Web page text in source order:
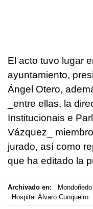
El acto tuvo lugar
ayuntamiento,
Ángel Otero,
_entre ellas, la
Institucionais e
Vázquez_
jurado, así como
que ha editado la
Archivado en: Mondoñedo
Hospital Álvaro Cunqueiro